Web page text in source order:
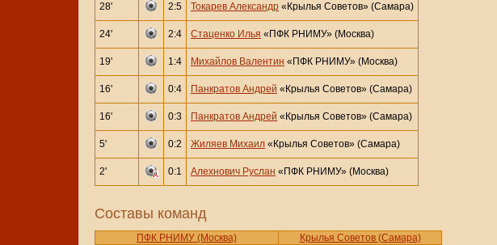
28' 2:5 Токарев Александр «Крылья Советов» (Самара)
24' 2:4 Стаценко Илья «ПФК РНИМУ» (Москва)
19' 1:4 Михайлов Валентин «ПФК РНИМУ» (Москва)
16' 0:4 Панкратов Андрей «Крылья Советов» (Самара)
16' 0:3 Панкратов Андрей «Крылья Советов» (Самара)
5' 0:2 Жиляев Михаил «Крылья Советов» (Самара)
2' 0:1 Алехнович Руслан «ПФК РНИМУ» (Москва)
Составы команд
ПФК РНИМУ (Москва)
Крылья Советов (Самара)